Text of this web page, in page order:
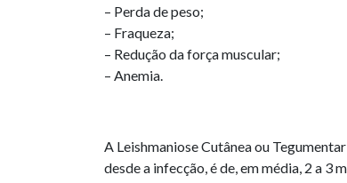
– Perda de peso;
– Fraqueza;
– Redução da força muscular;
– Anemia.
A Leishmaniose Cutânea ou
desde a infecção, é de, em média, 2 a 3